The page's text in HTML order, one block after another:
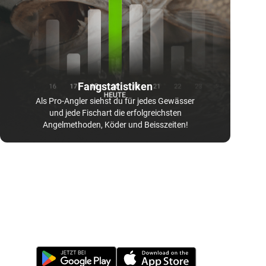
Fangstatistiken
Als Pro-Angler siehst du für jedes Gewässer
und jede Fischart die erfolgreichsten
Angelmethoden, Köder und Beisszeiten!